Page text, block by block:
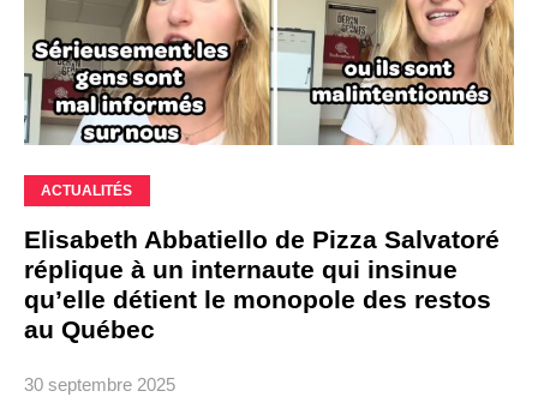
ACTUALITÉS
Elisabeth Abbatiello de Pizza Salvatoré
réplique à un internaute qui insinue
qu’elle détient le monopole des restos
au Québec
30 septembre 2025